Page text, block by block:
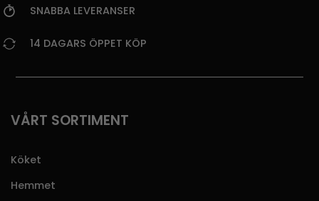
SNABBA LEVERANSER
14 DAGARS ÖPPET KÖP
VÅRT SORTIMENT
Köket
Hemmet